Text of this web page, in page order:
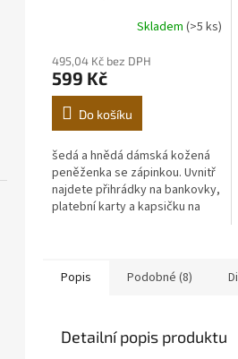
Skladem (>5 ks)
495,04 Kč bez DPH
599 Kč
Do košíku
šedá a hnědá dámská kožená
peněženka se zápinkou. Uvnitř
najdete přihrádky na bankovky,
platební karty a kapsičku na
Popis Podobné (8)
Detailní popis produktu